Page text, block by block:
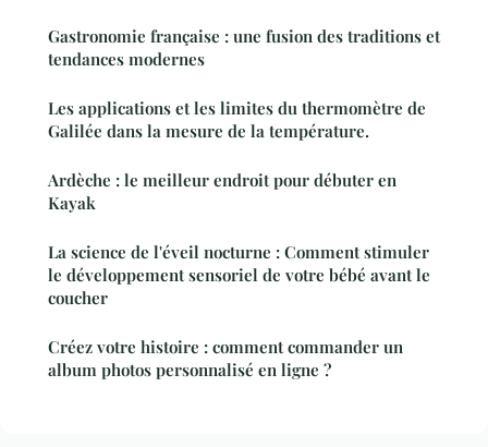
Gastronomie française : une fusion des traditions et
tendances modernes
Les applications et les limites du thermomètre de
Galilée dans la mesure de la température.
Ardèche : le meilleur endroit pour débuter en
Kayak
La science de l'éveil nocturne : Comment stimuler
le développement sensoriel de votre bébé avant le
coucher
Créez votre histoire : comment commander un
album photos personnalisé en ligne ?